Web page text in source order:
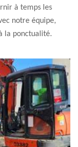
à temps les
notre équipe,
la ponctualité.